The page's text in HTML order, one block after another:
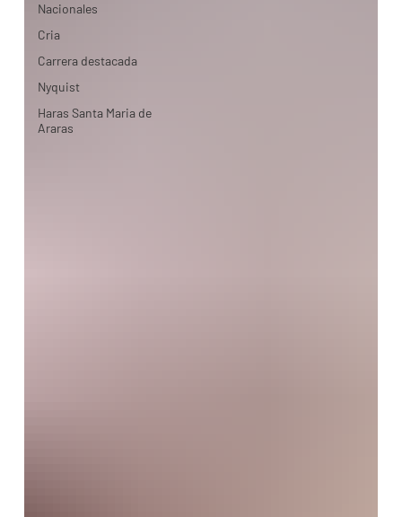
Nacionales
Cria
Carrera destacada
Nyquist
Haras Santa Maria de
Araras